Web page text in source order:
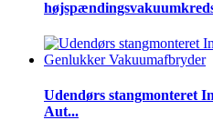
Udendørs stangmonteret
Aut...